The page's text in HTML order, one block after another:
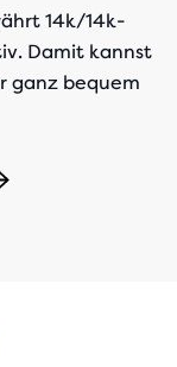
14k/14k-
Damit kannst
ganz bequem